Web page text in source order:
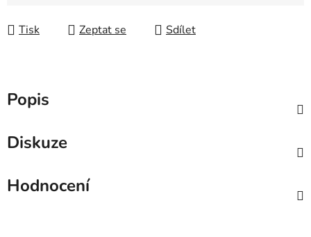
Tisk Zeptat se Sdílet
Popis
Diskuze
Hodnocení